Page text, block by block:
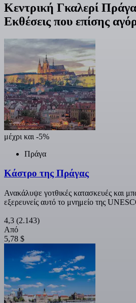
Κεντρική Γκαλερί
Εκθέσεις που επίσης
μέχρι και -5%
Πράγα
Κάστρο της Πράγας
Ανακάλυψε γοτθικές κατασκευές και
εξερευνείς αυτό το μνημείο της
4,3 (2.143)
Από
5,78 $